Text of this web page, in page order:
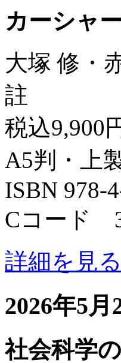
カーシャ
大塚 修・
註
税込9,900
A5判・上
ISBN 978-
Cコード
詳細を見る
2026年5
社会科学